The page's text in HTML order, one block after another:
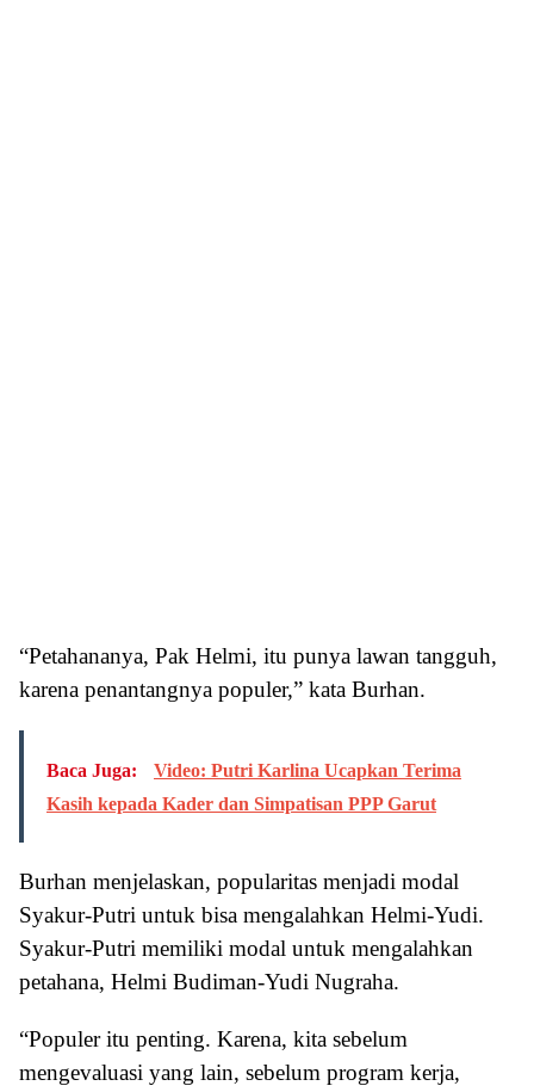
“Petahananya, Pak Helmi, itu punya lawan tangguh,
karena penantangnya populer,” kata Burhan.
Baca Juga:
Video: Putri Karlina Ucapkan Terima
Kasih kepada Kader dan Simpatisan PPP Garut
Burhan menjelaskan, popularitas menjadi modal
Syakur-Putri untuk bisa mengalahkan Helmi-Yudi.
Syakur-Putri memiliki modal untuk mengalahkan
petahana, Helmi Budiman-Yudi Nugraha.
“Populer itu penting. Karena, kita sebelum
mengevaluasi yang lain, sebelum program kerja,